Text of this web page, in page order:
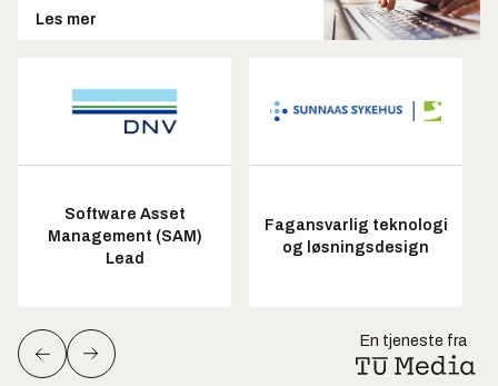
Les mer
Software Asset
Management (SAM)
Lead
Fagansvarlig teknologi
og løsningsdesign
En tjeneste fra